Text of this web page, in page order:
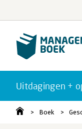
Uitdagingen +
Boek